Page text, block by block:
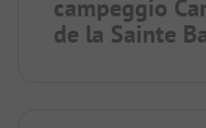
campeggio
de la Sainte